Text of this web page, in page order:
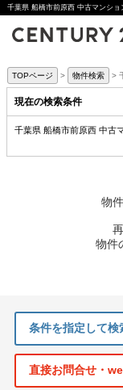
千葉県 船橋市前原西 中古マンシ
TOPページ 物件検索
現在の検索条件
千葉県 船橋市前原西 中古
物
物件
条件を指定して検
直接お問合せ・